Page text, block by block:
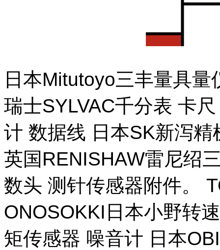
日本Mitutoyo三丰量具
瑞士SYLVAC千分表 卡
计 数据线 日本SK新泻
英国RENISHAW雷尼绍
数头 测针传感器附件。
ONOSOKKI日本小野转
矩传感器 噪音计 日本